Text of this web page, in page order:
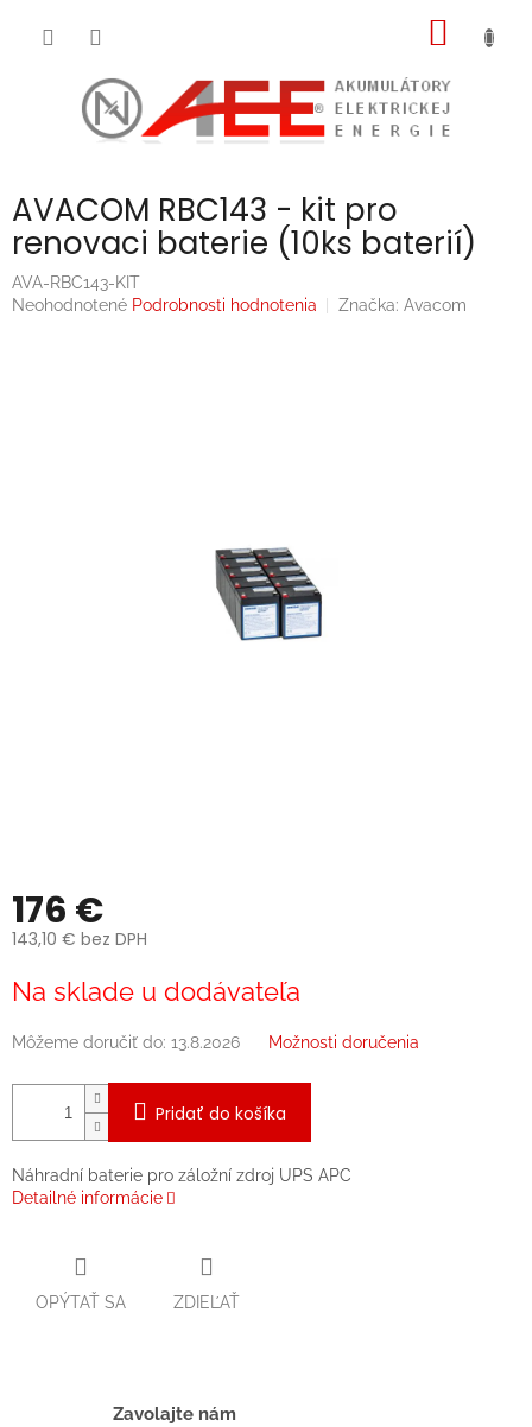
AVACOM RBC143 - kit pro
renovaci baterie (10ks baterií)
AVA-RBC143-KIT
Priemerné
Neohodnotené Podrobnosti hodnotenia Značka: Avacom
176 €
143,10 € bez DPH
cena:
Na sklade u dodávateľa
Môžeme doručiť do: 13.8.2026 Možnosti doručenia
Pridať do košíka
Náhradní baterie pro záložní zdroj UPS APC
Detailné informácie
OPÝTAŤ SA ZDIEĽAŤ
Zavolajte nám